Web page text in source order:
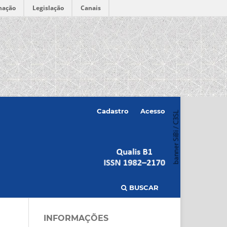
Legislação Canais
BUSCAR
Cadastro Acesso
INFORMAÇÕES